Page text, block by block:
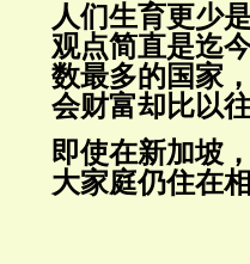
人们生育更少
观点简直是迄
数最多的国家
会财富却比以
即使在新加坡
大家庭仍住在